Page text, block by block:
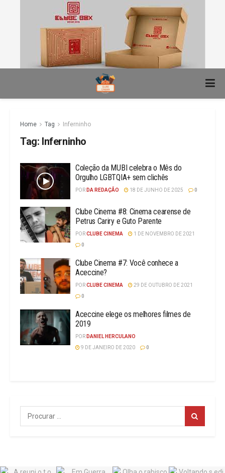
Home Tag Inferninho
Tag: Inferninho
Coleção da MUBI celebra o Mês do
Orgulho LGBTQIA+ sem clichês
POR DA REDAÇÃO 18 DE JUNHO DE 2025 0
Clube Cinema #8: Cinema cearense de
Petrus Cariry e Guto Parente
PORCLUBE CINEMA
1 DE NOVEMBRO DE 2021
0
Clube Cinema #7: Você conhece a
Aceccine?
PORCLUBE CINEMA
29 DE OUTUBRO DE 2021
0
Aceccine elege os melhores filmes de
2019
POR DANIEL HERCULANO
9 DE JANEIRO DE 2020
0